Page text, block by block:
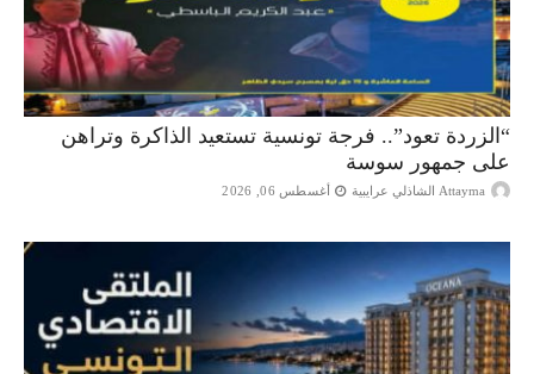
“الزردة تعود”.. فرجة تونسية تستعيد الذاكرة وتراهن
على جمهور سوسة
Attayma الشاذلي عرايبية أغسطس 06, 2026